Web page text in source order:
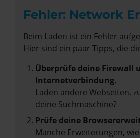
Fehler: Network
Beim Laden ist ein Fehler
Hier sind ein paar Tipps, die
Überprüfe deine Firewall
Internetverbindung.
Laden andere Webseiten,
deine Suchmaschine?
Prüfe deine
Manche Erweiterungen,